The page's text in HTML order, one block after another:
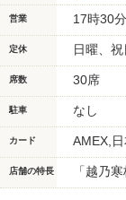
営業 17時30
定休 日曜、
席数 30席
駐車 なし
カード AMEX,
店舗の特長 「越乃